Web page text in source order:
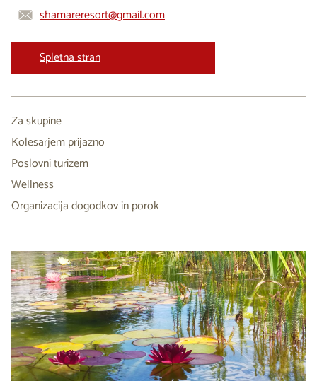
shamareresort@gmail.com
Spletna stran
Za skupine
Kolesarjem prijazno
Poslovni turizem
Wellness
Organizacija dogodkov in porok